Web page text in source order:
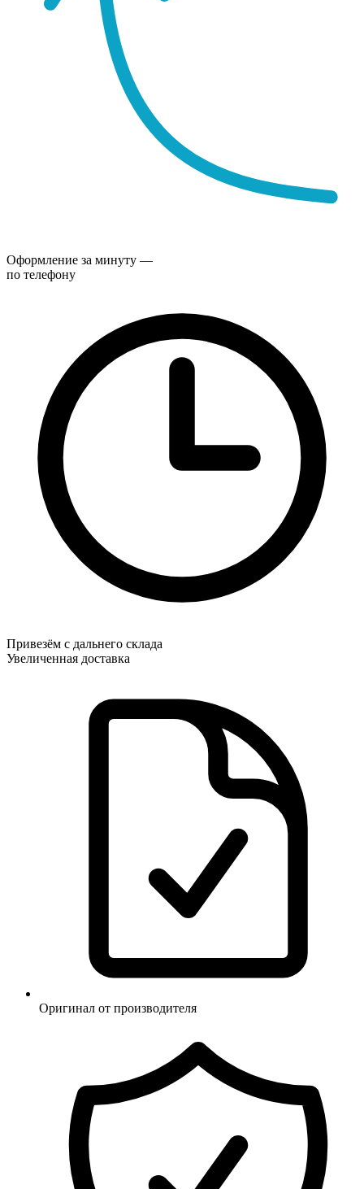
Оформление за минуту —
по телефону
Привезём с дальнего склада
Увеличенная доставка
Оригинал от производителя